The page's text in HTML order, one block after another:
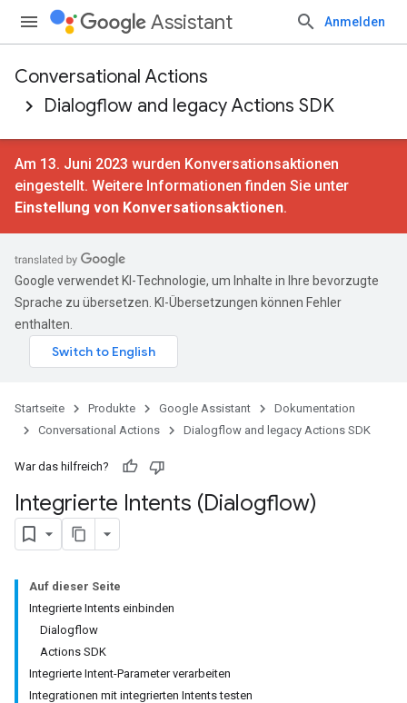
Assistant Anmelden
Conversational Actions
Dialogflow and legacy Actions SDK
Am 13. Juni 2023 wurden Konversationsaktionen
eingestellt. Weitere Informationen finden Sie unter
Einstellung von Konversationsaktionen.
Google verwendet KI-Technologie, um Inhalte in Ihre bevorzugte
Sprache zu übersetzen. KI-Übersetzungen können Fehler
enthalten.
Startseite Produkte Google Assistant
Dokumentation
Conversational Actions
Dialogflow and legacy Actions SDK
War das hilfreich?
Integrierte Intents (Dialogflow)
Auf dieser Seite
Integrierte Intents einbinden
Dialogflow
Actions SDK
Integrierte Intent-Parameter verarbeiten
Integrationen mit integrierten Intents testen